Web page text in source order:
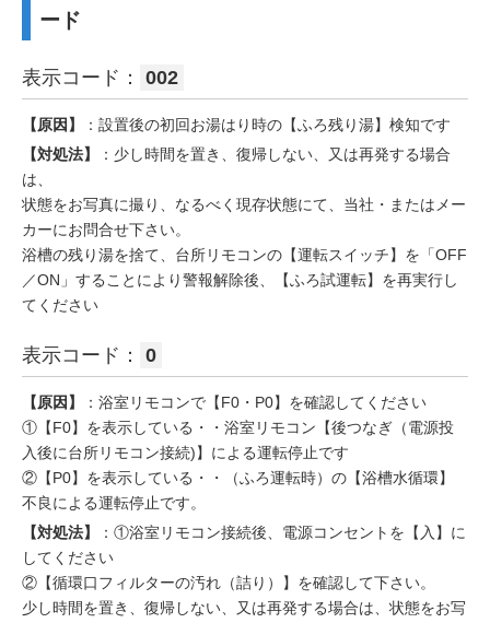
ード
表示コード： 002
【原因】
：設置後の初回お湯はり時の【ふろ残り湯】検知です
【対処法】
：少し時間を置き、復帰しない、又は再発する場合
は、
状態をお写真に撮り、なるべく現存状態にて、当社・またはメー
カーにお問合せ下さい。
浴槽の残り湯を捨て、台所リモコンの【運転スイッチ】を「OFF
／ON」することにより警報解除後、【ふろ試運転】を再実行し
てください
表示コード： 0
【原因】
：浴室リモコンで【F0・P0】を確認してください
①【F0】を表示している・・浴室リモコン【後つなぎ（電源投
入後に台所リモコン接続)】による運転停止です
②【P0】を表示している・・（ふろ運転時）の【浴槽水循環】
不良による運転停止です。
【対処法】
：①浴室リモコン接続後、電源コンセントを【入】に
してください
②【循環口フィルターの汚れ（詰り）】を確認して下さい。
少し時間を置き、復帰しない、又は再発する場合は、状態をお写